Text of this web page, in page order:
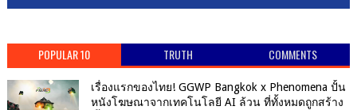
POPULAR 10 TRUTH COMMENTS
เรื่องแรกของไทย! GGWP Bangkok x Phenomena ปั้น
หนังโฆษณาจากเทคโนโลยี AI ล้วน ที่ทั้งหมดถูกสร้าง